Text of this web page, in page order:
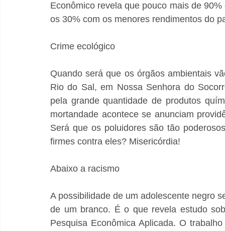
Econômico revela que pouco mais de
os 30% com os menores rendimentos do
Crime ecológico
Quando será que os órgãos ambientais
Rio do Sal, em Nossa Senhora do
pela grande quantidade de produtos
mortandade acontece se anunciam
Será que os poluidores são tão
firmes contra eles? Misericórdia!
Abaixo a racismo
A possibilidade de um adolescente negro
de um branco. É o que revela estudo
Pesquisa Econômica Aplicada. O